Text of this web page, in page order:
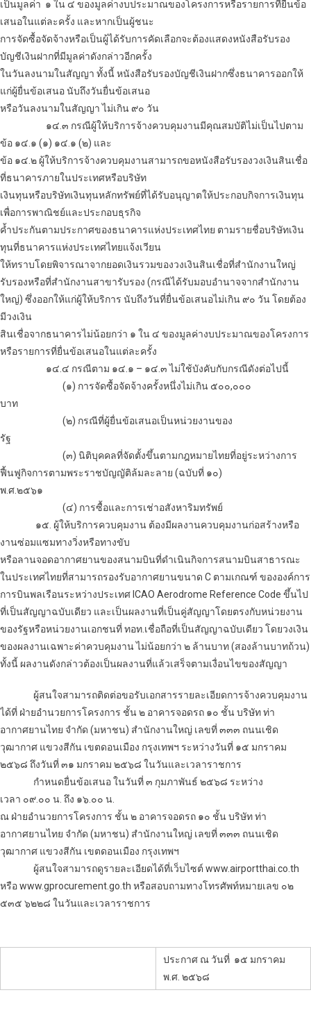
เป็นมูลค่า ๑ ใน ๔ ของมูลค่างบประมาณของโครงการหรือรายการที่ยื่นข้อ
เสนอในแต่ละครั้ง และหากเป็นผู้ชนะ
การจัดซื้อจัดจ้างหรือเป็นผู้ได้รับการคัดเลือกจะต้องแสดงหนังสือรับรอง
บัญชีเงินฝากที่มีมูลค่าดังกล่าวอีกครั้ง
ในวันลงนามในสัญญา ทั้งนี้ หนังสือรับรองบัญชีเงินฝากซึ่งธนาคารออกให้
แก่ผู้ยื่นข้อเสนอ นับถึงวันยื่นข้อเสนอ
หรือวันลงนามในสัญญา ไม่เกิน ๙๐ วัน
๑๔.๓ กรณีผู้ให้บริการจ้างควบคุมงานมีคุณสมบัติไม่เป็นไปตาม
ข้อ ๑๔.๑ (๑) ๑๔.๑ (๒) และ
ข้อ ๑๔.๒ ผู้ให้บริการจ้างควบคุมงานสามารถขอหนังสือรับรองวงเงินสินเชื่อ
ที่ธนาคารภายในประเทศหรือบริษัท
เงินทุนหรือบริษัทเงินทุนหลักทรัพย์ที่ได้รับอนุญาตให้ประกอบกิจการเงินทุน
เพื่อการพาณิชย์และประกอบธุรกิจ
ค้ำประกันตามประกาศของธนาคารแห่งประเทศไทย ตามรายชื่อบริษัทเงิน
ทุนที่ธนาคารแห่งประเทศไทยแจ้งเวียน
ให้ทราบโดยพิจารณาจากยอดเงินรวมของวงเงินสินเชื่อที่สำนักงานใหญ่
รับรองหรือที่สำนักงานสาขารับรอง (กรณีได้รับมอบอำนาจจากสำนักงาน
ใหญ่) ซึ่งออกให้แก่ผู้ให้บริการ นับถึงวันที่ยื่นข้อเสนอไม่เกิน ๙๐ วัน โดยต้อง
มีวงเงิน
สินเชื่อจากธนาคารไม่น้อยกว่า ๑ ใน ๔ ของมูลค่างบประมาณของโครงการ
หรือรายการที่ยื่นข้อเสนอในแต่ละครั้ง
๑๔.๔ กรณีตาม ๑๔.๑ – ๑๔.๓ ไม่ใช้บังคับกับกรณีดังต่อไปนี้
(๑) การจัดซื้อจัดจ้างครั้งหนึ่งไม่เกิน ๕๐๐,๐๐๐
บาท
(๒) กรณีที่ผู้ยื่นข้อเสนอเป็นหน่วยงานของ
รัฐ
(๓) นิติบุคคลที่จัดตั้งขึ้นตามกฎหมายไทยที่อยู่ระหว่างการ
ฟื้นฟูกิจการตามพระราชบัญญัติล้มละลาย (ฉบับที่ ๑๐)
พ.ศ.๒๕๖๑
(๔) การซื้อและการเช่าอสังหาริมทรัพย์
๑๕. ผู้ให้บริการควบคุมงาน ต้องมีผลงานควบคุมงานก่อสร้างหรือ
งานซ่อมแซมทางวิ่งหรือทางขับ
หรือลานจอดอากาศยานของสนามบินที่ดำเนินกิจการสนามบินสาธารณะ
ในประเทศไทยที่สามารถรองรับอากาศยานขนาด C ตามเกณฑ์ ขององค์การ
การบินพลเรือนระหว่างประเทศ ICAO Aerodrome Reference Code ขึ้นไป
ที่เป็นสัญญาฉบับเดียว และเป็นผลงานที่เป็นคู่สัญญาโดยตรงกับหน่วยงาน
ของรัฐหรือหน่วยงานเอกชนที่ ทอท.เชื่อถือที่เป็นสัญญาฉบับเดียว โดยวงเงิน
ของผลงานเฉพาะค่าควบคุมงาน ไม่น้อยกว่า ๒ ล้านบาท (สองล้านบาทถ้วน)
ทั้งนี้ ผลงานดังกล่าวต้องเป็นผลงานที่แล้วเสร็จตามเงื่อนไขของสัญญา
ผู้สนใจสามารถติดต่อขอรับเอกสารรายละเอียดการจ้างควบคุมงาน
ได้ที่ ฝ่ายอำนวยการโครงการ ชั้น ๒ อาคารจอดรถ ๑๐ ชั้น บริษัท ท่า
อากาศยานไทย จำกัด (มหาชน) สำนักงานใหญ่ เลขที่ ๓๓๓ ถนนเชิด
วุฒากาศ แขวงสีกัน เขตดอนเมือง กรุงเทพฯ ระหว่างวันที่ ๑๕ มกราคม
๒๕๖๘ ถึงวันที่ ๓๑ มกราคม ๒๕๖๘ ในวันและเวลาราชการ
กำหนดยื่นข้อเสนอ ในวันที่ ๓ กุมภาพันธ์ ๒๕๖๘ ระหว่าง
เวลา ๐๙.๐๐ น. ถึง ๑๖.๐๐ น.
ณ ฝ่ายอำนวยการโครงการ ชั้น ๒ อาคารจอดรถ ๑๐ ชั้น บริษัท ท่า
อากาศยานไทย จำกัด (มหาชน) สำนักงานใหญ่ เลขที่ ๓๓๓ ถนนเชิด
วุฒากาศ แขวงสีกัน เขตดอนเมือง กรุงเทพฯ
ผู้สนใจสามารถดูรายละเอียดได้ที่เว็บไซต์ www.airportthai.co.th
หรือ www.gprocurement.go.th หรือสอบถามทางโทรศัพท์หมายเลข ๐๒
๕๓๕ ๖๒๒๘ ในวันและเวลาราชการ
ประกาศ ณ วันที่ ๑๕ มกราคม
พ.ศ. ๒๕๖๘